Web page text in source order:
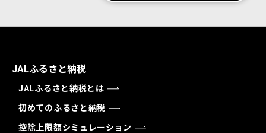
JALふるさと納税
JALふるさと納税とは
初めてのふるさと納税
控除上限額シミュレーション